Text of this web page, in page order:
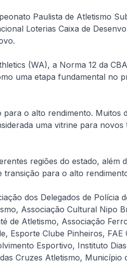
Paulista de Atletismo
Loterias Caixa de
(WA), a Norma 12 da
uma etapa fundamental no
o alto rendimento. Muitos
uma vitrine para
regiões do estado, além
para o alto
dos Delegados de Polícia
Associação Cultural Nipo
de Atletismo, Associação
Esporte Clube Pinheiros, FAE
Esportivo, Instituto
Cruzes Atletismo, Município